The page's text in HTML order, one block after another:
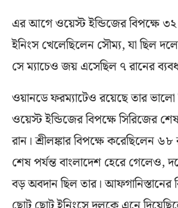
এর আগে ওয়েস্ট ইন্ডিজের বিপক্ষে
ইনিংস খেলেছিলেন সৌম্য, যা ছিল
সে ম্যাচেও জয় এসেছিল ৭ রানের
ওয়ানডে ফরম্যাটেও রয়েছে তার ভালো
ওয়েস্ট ইন্ডিজের বিপক্ষে সিরিজের
রান। শ্রীলঙ্কার বিপক্ষে করেছিলেন
শেষ পর্যন্ত বাংলাদেশ হেরে গেলেও,
বড় অবদান ছিল তার। আফগানিস্তানের